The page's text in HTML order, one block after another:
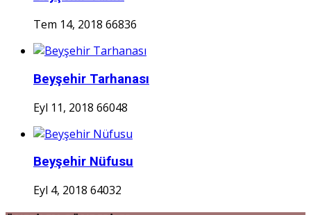
Tem 14, 2018 66836
Beyşehir Tarhanası
Eyl 11, 2018 66048
Beyşehir Nüfusu
Eyl 4, 2018 64032